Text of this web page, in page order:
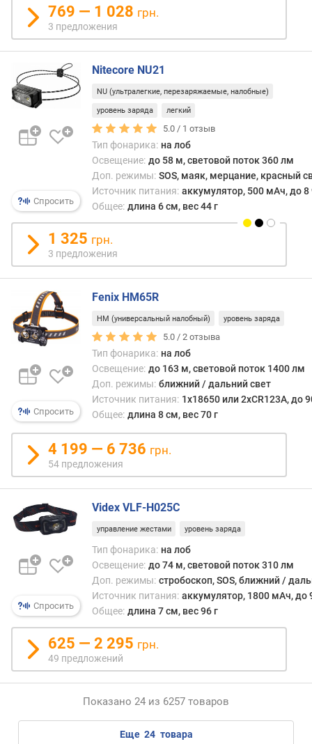
g
)
ч
)
р
з
а
р
я
д
к
и
(
ч
)
S
B
п
т
л
я
з
а
я
д
и
к
р
н
769 — 1 028 грн.
3 предложения
Спросить
Nitecore NU21
NU (ультралегкие, перезаряжаемые, налобные)
уровень заряда легкий
5.0 / 1 отзыв
Тип фонарика: на лоб
Освещение: до 58 м, световой поток 360 лм
Доп. режимы: SOS, маяк, мерцание, красный
Источник питания: аккумулятор, 500 мАч, до 8
Общее: длина 6 см, вес 44 г
1 325 грн.
3 предложения
Спросить
Fenix HM65R
HM (универсальный налобный) уровень заряда
5.0 /2 отзыва
Тип фонарика: на лоб
Освещение: до 163 м, световой поток 1400 лм
Доп. режимы: ближний / дальний свет
Источник питания: 1x18650 или 2xCR123A, до
Общее: длина 8 см, вес 70 г
4 199 — 6 736 грн.
54 предложения
Спросить
Videx VLF-H025C
управление жестами уровень заряда
Тип фонарика: на лоб
Освещение: до 74 м, световой поток 310 лм
Доп. режимы: стробоскоп, SOS, ближний /
Источник питания: аккумулятор, 1800 мАч, до
Общее: длина 7 см, вес 96 г
625 — 2 295 грн.
49 предложений
Показано 24 из 6257 товаров
еще 24 товара